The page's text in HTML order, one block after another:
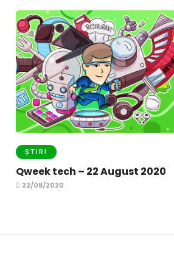
ȘTIRI
Qweek tech – 22 August 2020
22/08/2020